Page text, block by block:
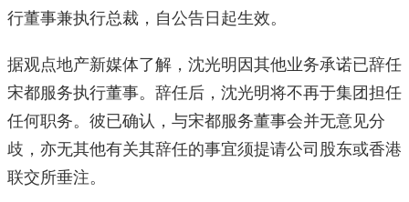
行董事兼执行总裁，自公告日起生效。
据观点地产新媒体了解，沈光明因其他业务承诺已辞任
宋都服务执行董事。辞任后，沈光明将不再于集团担任
任何职务。彼已确认，与宋都服务董事会并无意见分
歧，亦无其他有关其辞任的事宜须提请公司股东或香港
联交所垂注。